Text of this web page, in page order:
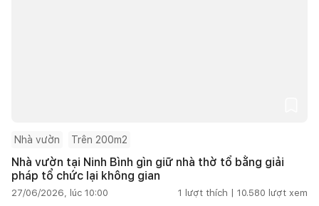
Nhà vườn Trên 200m2
Nhà vườn tại Ninh Bình gìn giữ nhà thờ tổ bằng giải
pháp tổ chức lại không gian
27/06/2026, lúc 10:00 1 lượt thích | 10.580 lượt xem